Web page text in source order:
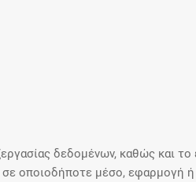
δεδομένων, καθώς και το
οποιοδήποτε μέσο, εφαρμογή ή